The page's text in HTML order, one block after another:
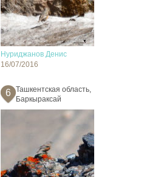
Нуриджанов Денис
16/07/2016
6
Ташкентская область,
Баркыраксай